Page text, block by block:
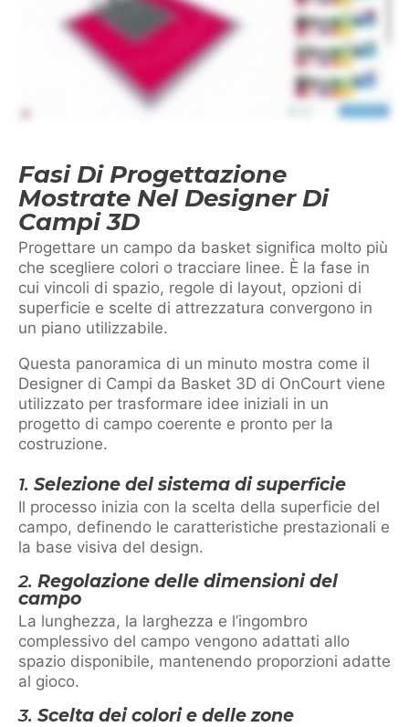
Fasi Di Progettazione
Mostrate Nel Designer Di
Campi 3D
Progettare un campo da basket significa molto più
che scegliere colori o tracciare linee. È la fase in
cui vincoli di spazio, regole di layout, opzioni di
superficie e scelte di attrezzatura convergono in
un piano utilizzabile.
Questa panoramica di un minuto mostra come il
Designer di Campi da Basket 3D di OnCourt viene
utilizzato per trasformare idee iniziali in un
progetto di campo coerente e pronto per la
costruzione.
1. Selezione del sistema di superficie
Il processo inizia con la scelta della superficie del
campo, definendo le caratteristiche prestazionali e
la base visiva del design.
2. Regolazione delle dimensioni del
campo
La lunghezza, la larghezza e l’ingombro
complessivo del campo vengono adattati allo
spazio disponibile, mantenendo proporzioni adatte
al gioco.
3. Scelta dei colori e delle zone